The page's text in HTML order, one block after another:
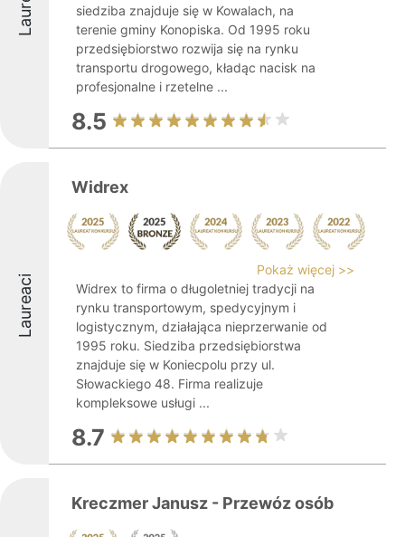
siedziba znajduje się w Kowalach, na
terenie gminy Konopiska. Od 1995 roku
przedsiębiorstwo rozwija się na rynku
transportu drogowego, kładąc nacisk na
profesjonalne i rzetelne ...
8.5
Laureaci
Widrex
Pokaż więcej >>
Widrex to firma o długoletniej tradycji na
rynku transportowym, spedycyjnym i
logistycznym, działająca nieprzerwanie od
1995 roku. Siedziba przedsiębiorstwa
znajduje się w Koniecpolu przy ul.
Słowackiego 48. Firma realizuje
kompleksowe usługi ...
8.7
Kreczmer Janusz - Przewóz osób